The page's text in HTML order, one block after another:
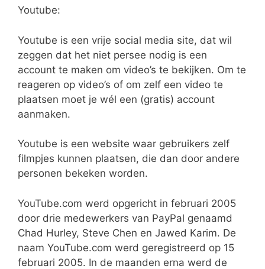
Youtube:
Youtube is een vrije social media site, dat wil
zeggen dat het niet persee nodig is een
account te maken om video’s te bekijken. Om te
reageren op video’s of om zelf een video te
plaatsen moet je wél een (gratis) account
aanmaken.
Youtube is een website waar gebruikers zelf
filmpjes kunnen plaatsen, die dan door andere
personen bekeken worden.
YouTube.com werd opgericht in februari 2005
door drie medewerkers van PayPal genaamd
Chad Hurley, Steve Chen en Jawed Karim. De
naam YouTube.com werd geregistreerd op 15
februari 2005. In de maanden erna werd de